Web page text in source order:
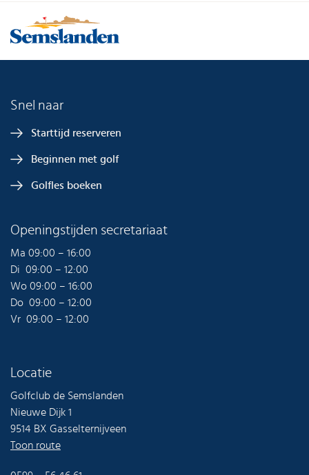
Snel naar
Starttijd reserveren
Beginnen met golf
Golfles boeken
Openingstijden secretariaat
Ma 09:00 – 16:00
Di 09:00 – 12:00
Wo 09:00 – 16:00
Do 09:00 – 12:00
Vr 09:00 – 12:00
Locatie
Golfclub de Semslanden
Nieuwe Dijk 1
9514 BX Gasselternijveen
Toon route